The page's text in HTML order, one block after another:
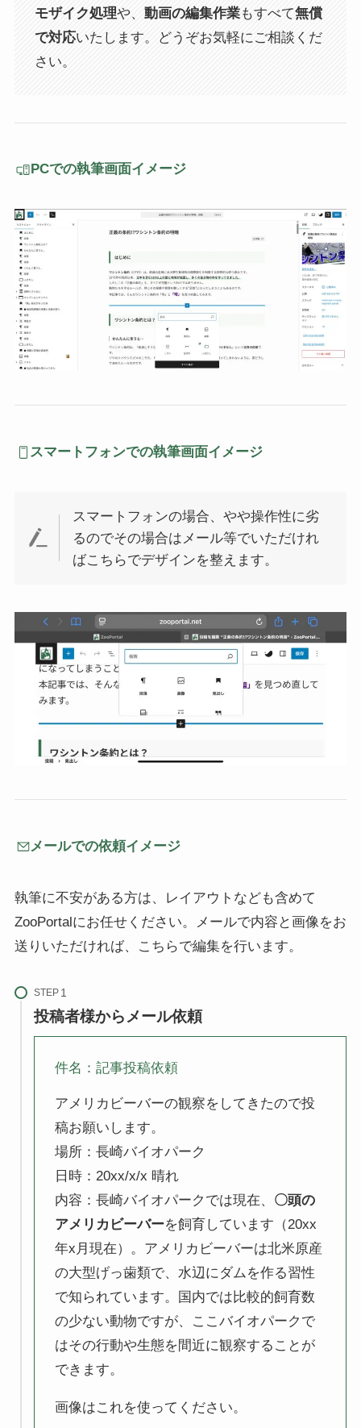
モザイク処理や、動画の編集作業もすべて無償
で対応いたします。どうぞお気軽にご相談くだ
さい。
PCでの執筆画面イメージ
スマートフォンでの執筆画面イメージ
スマートフォンの場合、やや操作性に劣
るのでその場合はメール等でいただけれ
ばこちらでデザインを整えます。
メールでの依頼イメージ
執筆に不安がある方は、レイアウトなども含めて
ZooPortalにお任せください。メールで内容と画像をお
送りいただければ、こちらで編集を行います。
STEP
投稿者様からメール依頼
件名：記事投稿依頼
アメリカビーバーの観察をしてきたので投
稿お願いします。
場所：長崎バイオパーク
日時：20xx/x/x 晴れ
内容：長崎バイオパークでは現在、 〇頭の
アメリカビーバーを飼育しています（20xx
年x月現在）。アメリカビーバーは北米原産
の大型げっ歯類で、水辺にダムを作る習性
で知られています。国内では比較的飼育数
の少ない動物ですが、ここバイオパークで
はその行動や生態を間近に観察することが
できます。
画像はこれを使ってください。